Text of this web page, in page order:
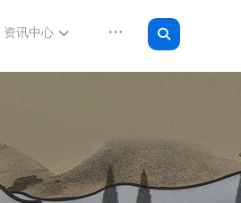
资讯中心